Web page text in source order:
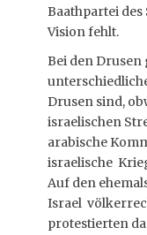
Baathpartei des
Vision fehlt.
Bei den Drusen
Drusen sind,
israelischen
arabische
israelische
Auf den
Israel
protestierten